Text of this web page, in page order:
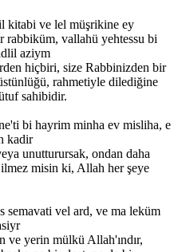
kitabi ve lel müşrikine ey
rabbiküm, vallahü yehtessu bi
aziym
hiçbiri, size Rabbinizden bir
rahmetiyle dilediğine
sahibidir.
bi hayrim minha ev misliha, e
kadir
unutturursak, ondan daha
misin ki, Allah her şeye
semavati vel ard, ve ma leküm
yerin mülkü Allah'ındır,